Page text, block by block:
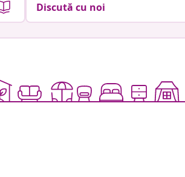
Discută cu noi